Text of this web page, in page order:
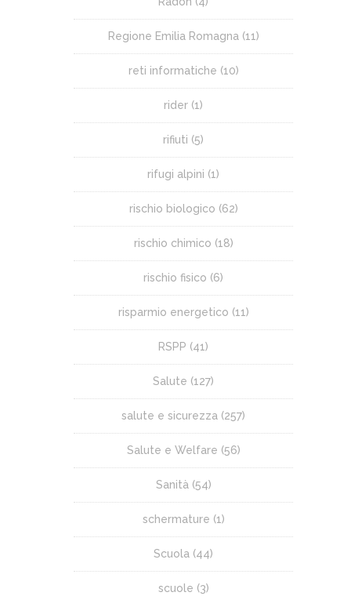
Regione Emilia Romagna (11)
reti informatiche (10)
rider (1)
rifiuti (5)
rifugi alpini (1)
rischio biologico (62)
rischio chimico (18)
rischio fisico (6)
risparmio energetico (11)
RSPP (41)
Salute (127)
salute e sicurezza (257)
Salute e Welfare (56)
Sanità (54)
schermature (1)
Scuola (44)
scuole (3)